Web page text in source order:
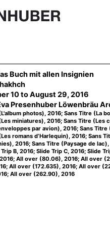
Buch mit allen Insignien
10 to August 29, 2016
Presenhuber Löwenbräu
photos), 2016; Sans Titre (La
miniatures), 2016; Sans Titre (Les
par avion), 2016; Sans Titre
romans d’Harlequin), 2016; Sans
2016; Sans Titre (Paysage de
B, 2016; Slide Trip C, 2016; Slide
All over (80.06), 2016; All over
All over (172.635), 2016; All over
All over (262.90), 2016